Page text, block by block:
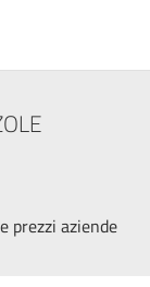
prezzi aziende